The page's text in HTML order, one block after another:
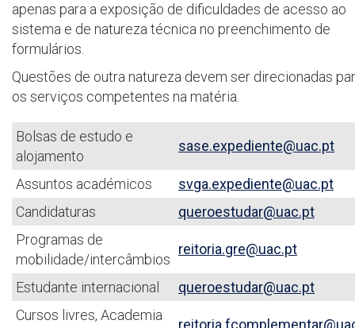
apenas para a exposição de dificuldades de acesso ao
sistema e de natureza técnica no preenchimento de
formulários.
Questões de outra natureza devem ser direcionadas
os serviços competentes na matéria.
Bolsas de estudo e
alojamento
sase.expediente@uac.pt
Assuntos académicos
svga.expediente@uac.pt
Candidaturas
queroestudar@uac.pt
Programas de
mobilidade/intercâmbios
reitoria.gre@uac.pt
Estudante internacional
queroestudar@uac.pt
Cursos livres, Academia